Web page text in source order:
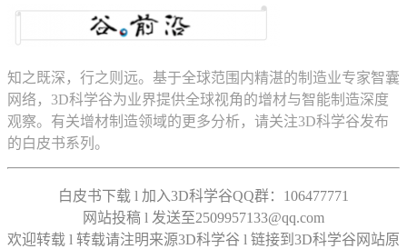
知之既深，行之则远。基于全球范围内精湛的制造业专家智囊
网络，3D科学谷为业界提供全球视角的增材与智能制造深度
观察。有关增材制造领域的更多分析，请关注3D科学谷发布
的白皮书系列。
白皮书下载 l 加入3D科学谷QQ群：106477771
网站投稿 l 发送至2509957133@qq.com
欢迎转载 l 转载请注明来源3D科学谷 l 链接到3D科学谷网站原